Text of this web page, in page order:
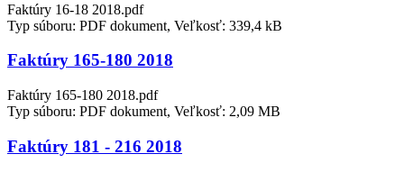
Faktúry 16-18 2018.pdf
Typ súboru: PDF dokument, Veľkosť: 339,4 kB
Faktúry 165-180 2018
Faktúry 165-180 2018.pdf
Typ súboru: PDF dokument, Veľkosť: 2,09 MB
Faktúry 181 - 216 2018